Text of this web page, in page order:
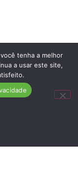
tenha a melhor
a usar este site,